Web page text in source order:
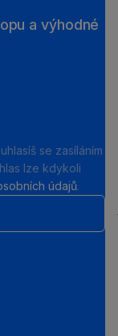
a výhodné
se zasíláním
lze kdykoli
údajů.